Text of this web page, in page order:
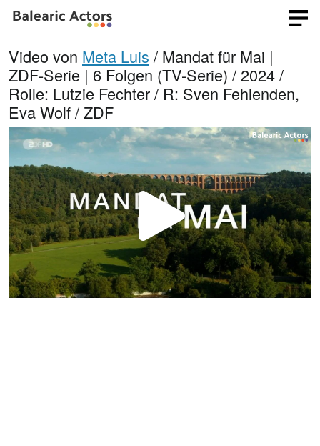
Video von Meta Luis / Mandat für Mai |
ZDF-Serie | 6 Folgen (TV-Serie) / 2024 /
Rolle: Lutzie Fechter / R: Sven Fehlenden,
Eva Wolf / ZDF
V
i